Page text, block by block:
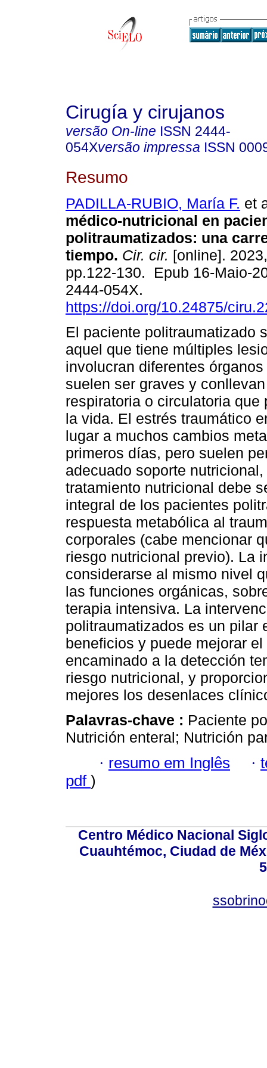
Cirugía y cirujanos
versão On-line ISSN 2444-
054Xversão impressa ISSN
Resumo
PADILLA-RUBIO, María F. et
médico-nutricional en
politraumatizados: una
tiempo. Cir. cir. [online].
pp.122-130. Epub 16-Maio-
2444-054X.
https://doi.org/10.24875/
El paciente politraumatizado
aquel que tiene múltiples
involucran diferentes
suelen ser graves y
respiratoria o circulatoria que
la vida. El estrés traumático
lugar a muchos cambios
primeros días, pero suelen
adecuado soporte
tratamiento nutricional debe
integral de los pacientes
respuesta metabólica al
corporales (cabe mencionar
riesgo nutricional previo). La
considerarse al mismo nivel
las funciones orgánicas,
terapia intensiva. La
politraumatizados es un pilar
beneficios y puede mejorar
encaminado a la detección
riesgo nutricional, y
mejores los desenlaces
Palavras-chave : Paciente
Nutrición enteral; Nutrición
· resumo em Inglês ·
pdf )
Centro Médico Nacional
Cuauhtémoc, Ciudad de